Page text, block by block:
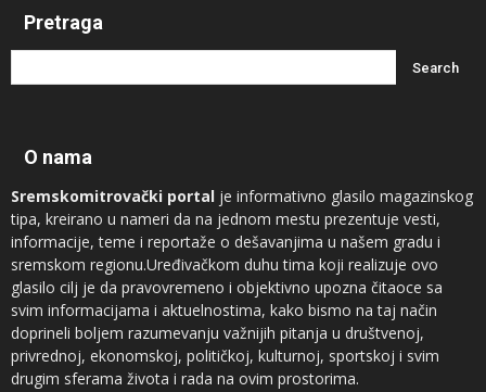
Pretraga
O nama
Sremskomitrovački portal je informativno glasilo magazinskog
tipa, kreirano u nameri da na jednom mestu prezentuje vesti,
informacije, teme i reportaže o dešavanjima u našem gradu i
sremskom regionu.Uređivačkom duhu tima koji realizuje ovo
glasilo cilj je da pravovremeno i objektivno upozna čitaoce sa
svim informacijama i aktuelnostima, kako bismo na taj način
doprineli boljem razumevanju važnijih pitanja u društvenoj,
privrednoj, ekonomskoj, političkoj, kulturnoj, sportskoj i svim
drugim sferama života i rada na ovim prostorima.